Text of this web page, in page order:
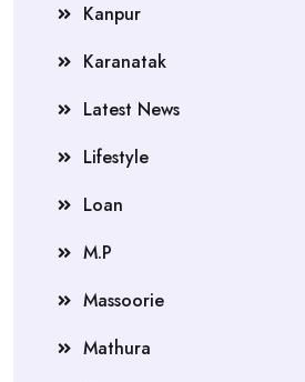
Kanpur
Karanatak
Latest News
Lifestyle
Loan
M.P
Massoorie
Mathura